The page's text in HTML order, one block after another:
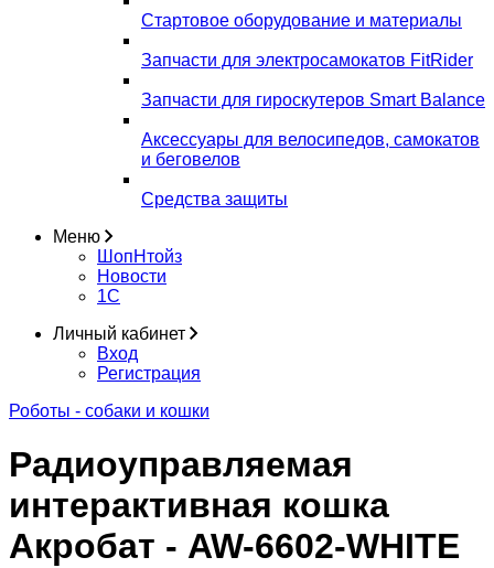
Стартовое оборудование и материалы
Запчасти для электросамокатов FitRider
Запчасти для гироскутеров Smart Balance
Аксессуары для велосипедов, самокатов
и беговелов
Средства защиты
Меню
ШопНтойз
Новости
1C
Личный кабинет
Вход
Регистрация
Роботы - собаки и кошки
Радиоуправляемая
интерактивная кошка
Акробат - AW-6602-WHITE